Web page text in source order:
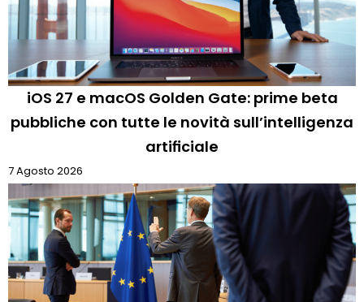
iOS 27 e macOS Golden Gate: prime beta
pubbliche con tutte le novità sull’intelligenza
artificiale
7 Agosto 2026